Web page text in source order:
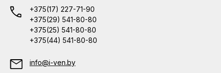
+375(17) 227-71-90
+375(29) 541-80-80
+375(25) 541-80-80
+375(44) 541-80-80
info@i-ven.by